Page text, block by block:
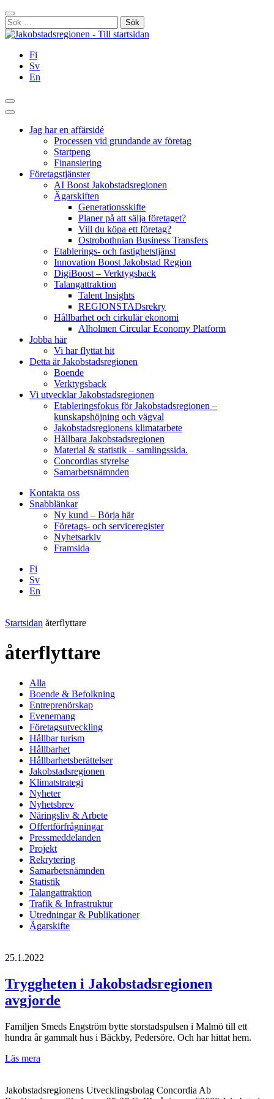
Hoppa
till
innehållet
Stäng
Sök
efter:
Fi
Sv
En
Sök
Huvudmeny
Jag har en affärsidé
Processen vid grundande av företag
Startpeng
Finansiering
Företagstjänster
AI Boost Jakobstadsregionen
Ägarskiften
Generationsskifte
Planer på att sälja företaget?
Vill du köpa ett företag?
Ostrobothnian Business Transfers
Etablerings- och fastighetstjänst
Innovation Boost Jakobstad Region
DigiBoost – Verktygsback
Talangattraktion
Talent Insights
REGIONSTADsrekry
Hållbarhet och cirkulär ekonomi
Alholmen Circular Economy Platform
Jobba här
Vi har flyttat hit
Detta är Jakobstadsregionen
Boende
Verktygsback
Vi utvecklar Jakobstadsregionen
Etableringsfokus för Jakobstadsregionen –
kunskapshöjning och vägval
Jakobstadsregionens klimatarbete
Hållbara Jakobstadsregionen
Material & statistik – samlingssida.
Concordias styrelse
Samarbetsnämnden
Kontakta oss
Snabblänkar
Ny kund – Börja här
Företags- och serviceregister
Nyhetsarkiv
Framsida
Fi
Sv
En
Startsidan återflyttare
återflyttare
Alla
Boende & Befolkning
Entreprenörskap
Evenemang
Företagsutveckling
Hållbar turism
Hållbarhet
Hållbarhetsberättelser
Jakobstadsregionen
Klimatstrategi
Nyheter
Nyhetsbrev
Näringsliv & Arbete
Offertförfrågningar
Pressmeddelanden
Projekt
Rekrytering
Samarbetsnämnden
Statistik
Talangattraktion
Trafik & Infrastruktur
Utredningar & Publikationer
Ägarskifte
25.1.2022
Tryggheten i Jakobstadsregionen
avgjorde
Familjen Smeds Engström bytte storstadspulsen i Malmö till ett
hundra år gammalt hus i Bäckby, Pedersöre. Och har hittat hem.
Läs mera
avgjorde
Jakobstadsregionens Utvecklingsbolag Concordia Ab